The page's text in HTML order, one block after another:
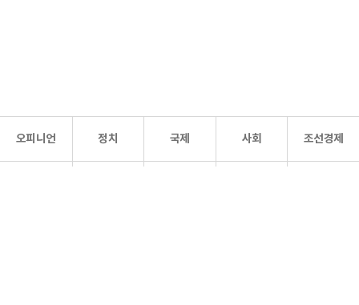
오피니언 정치 국제 사회 조선경제